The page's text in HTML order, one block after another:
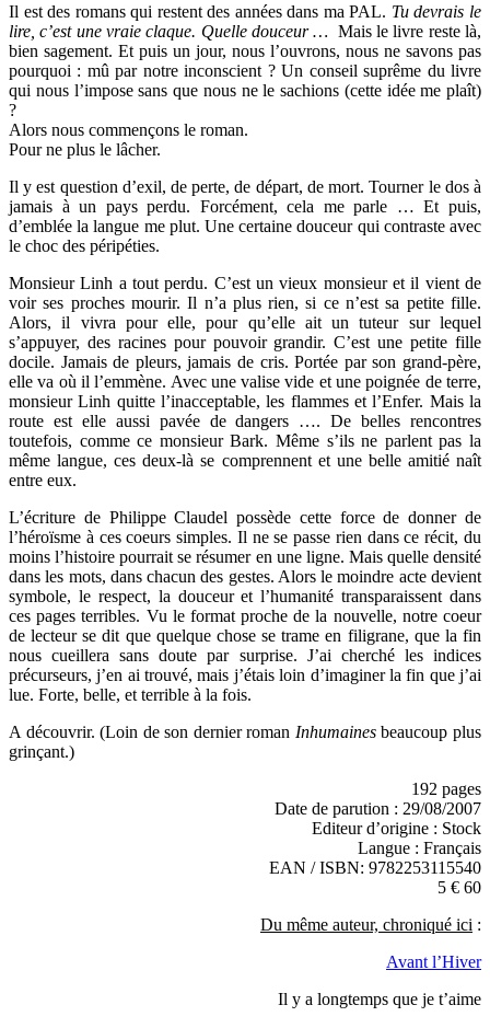
Il est des romans qui restent des années dans ma PAL. Tu devrais le
lire, c’est une vraie claque. Quelle douceur … Mais le livre reste là,
bien sagement. Et puis un jour, nous l’ouvrons, nous ne savons pas
pourquoi : mû par notre inconscient ? Un conseil suprême du livre
qui nous l’impose sans que nous ne le sachions (cette idée me plaît)
?
Alors nous commençons le roman.
Pour ne plus le lâcher.
Il y est question d’exil, de perte, de départ, de mort. Tourner le dos à
jamais à un pays perdu. Forcément, cela me parle … Et puis,
d’emblée la langue me plut. Une certaine douceur qui contraste avec
le choc des péripéties.
Monsieur Linh a tout perdu. C’est un vieux monsieur et il vient de
voir ses proches mourir. Il n’a plus rien, si ce n’est sa petite fille.
Alors, il vivra pour elle, pour qu’elle ait un tuteur sur lequel
s’appuyer, des racines pour pouvoir grandir. C’est une petite fille
docile. Jamais de pleurs, jamais de cris. Portée par son grand-père,
elle va où il l’emmène. Avec une valise vide et une poignée de terre,
monsieur Linh quitte l’inacceptable, les flammes et l’Enfer. Mais la
route est elle aussi pavée de dangers …. De belles rencontres
toutefois, comme ce monsieur Bark. Même s’ils ne parlent pas la
même langue, ces deux-là se comprennent et une belle amitié naît
entre eux.
L’écriture de Philippe Claudel possède cette force de donner de
l’héroïsme à ces coeurs simples. Il ne se passe rien dans ce récit, du
moins l’histoire pourrait se résumer en une ligne. Mais quelle densité
dans les mots, dans chacun des gestes. Alors le moindre acte devient
symbole, le respect, la douceur et l’humanité transparaissent dans
ces pages terribles. Vu le format proche de la nouvelle, notre coeur
de lecteur se dit que quelque chose se trame en filigrane, que la fin
nous cueillera sans doute par surprise. J’ai cherché les indices
précurseurs, j’en ai trouvé, mais j’étais loin d’imaginer la fin que j’ai
lue. Forte, belle, et terrible à la fois.
A découvrir. (Loin de son dernier roman Inhumainesbeaucoup plus
grinçant.)
192 pages
Date de parution : 29/08/2007
Editeur d’origine : Stock
Langue : Français
EAN / ISBN: 9782253115540
5 € 60
Du même auteur, chroniqué ici :
Avant l’Hiver
Il y a longtemps que je t’aime